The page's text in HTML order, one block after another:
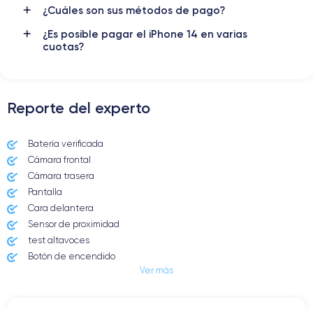
Cámara Cámara Frontal
Resolución vídeo
3279 mAh
Red móvil
Para más detalles,
14
¿Cuáles son sus métodos de pago?
¿Es posible pagar el iPhone 14 en varias
cuotas?
Reporte del experto
Batería verificada
Cámara frontal
Cámara trasera
Pantalla
Cara delantera
Sensor de proximidad
test altavoces
Botón de encendido
Ver más